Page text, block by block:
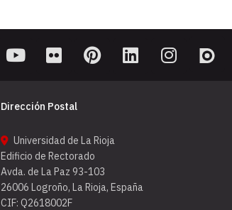
Dirección Postal
Universidad de La Rioja
Edificio de Rectorado
Avda. de La Paz 93-103
26006 Logroño, La Rioja, España
CIF: Q2618002F